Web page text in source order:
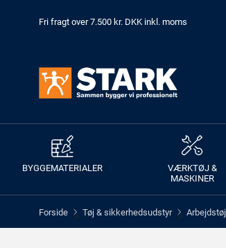
Fri fragt over 7.500 kr. DKK inkl. moms
BYGGEMATERIALER
VÆRKTØJ &
MASKINER
Forside > Tøj & sikkerhedsudstyr > Arbejdstøj